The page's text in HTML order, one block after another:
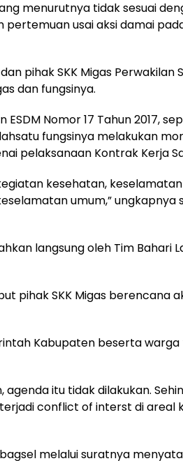
menurutnya tidak sesuai
usai aksi damai
pihak SKK Migas Perwakilan
dan fungsinya.
Nomor 17 Tahun 2017,
fungsinya melakukan
pelaksanaan Kontrak Kerja
kesehatan,
umum,” ungkapnya
langsung oleh Tim Bahari
pihak SKK Migas berencana
Kabupaten beserta
itu tidak dilakukan.
conflict of interst di areal
melalui suratnya